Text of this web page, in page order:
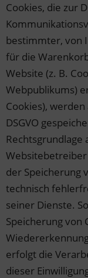
Cookies, die zur
bestimmter, von
für die
Website (z. B.
Webpublikums)
Cookies),
DSGVO
Rechtsgrundlage
der Speicherung
technisch
seiner Dienste.
Speicherung von
erfolgt die
dieser